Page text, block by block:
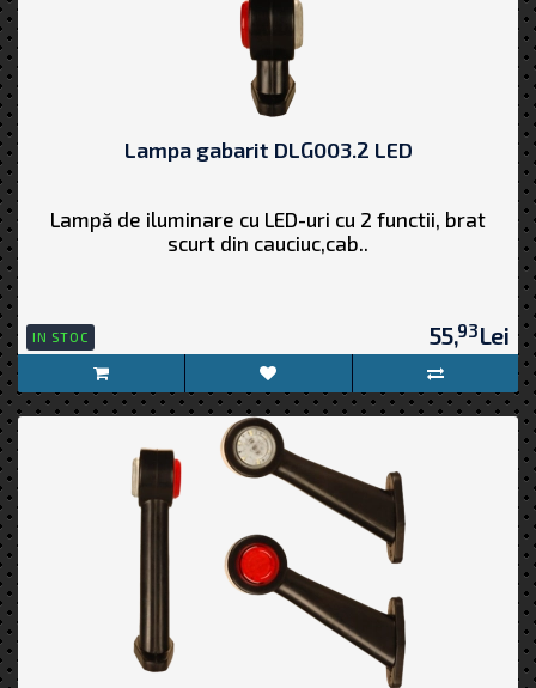
Lampa gabarit DLG003.2 LED
Lampă de iluminare cu LED-uri cu 2 functii, brat
scurt din cauciuc,cab..
IN STOC 55,93Lei